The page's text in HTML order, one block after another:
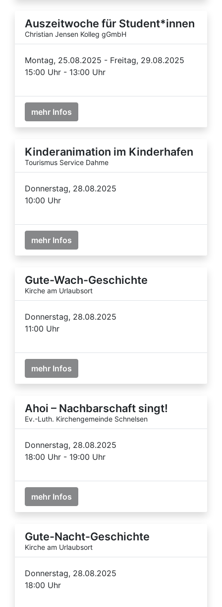
Auszeitwoche für Student*innen
Christian Jensen Kolleg gGmbH
Montag, 25.08.2025 - Freitag, 29.08.2025
15:00 Uhr - 13:00 Uhr
mehr Infos
Kinderanimation im Kinderhafen
Tourismus Service Dahme
Donnerstag, 28.08.2025
10:00 Uhr
mehr Infos
Gute-Wach-Geschichte
Kirche am Urlaubsort
Donnerstag, 28.08.2025
11:00 Uhr
mehr Infos
Ahoi – Nachbarschaft singt!
Ev.-Luth. Kirchengemeinde Schnelsen
Donnerstag, 28.08.2025
18:00 Uhr - 19:00 Uhr
mehr Infos
Gute-Nacht-Geschichte
Kirche am Urlaubsort
Donnerstag, 28.08.2025
18:00 Uhr